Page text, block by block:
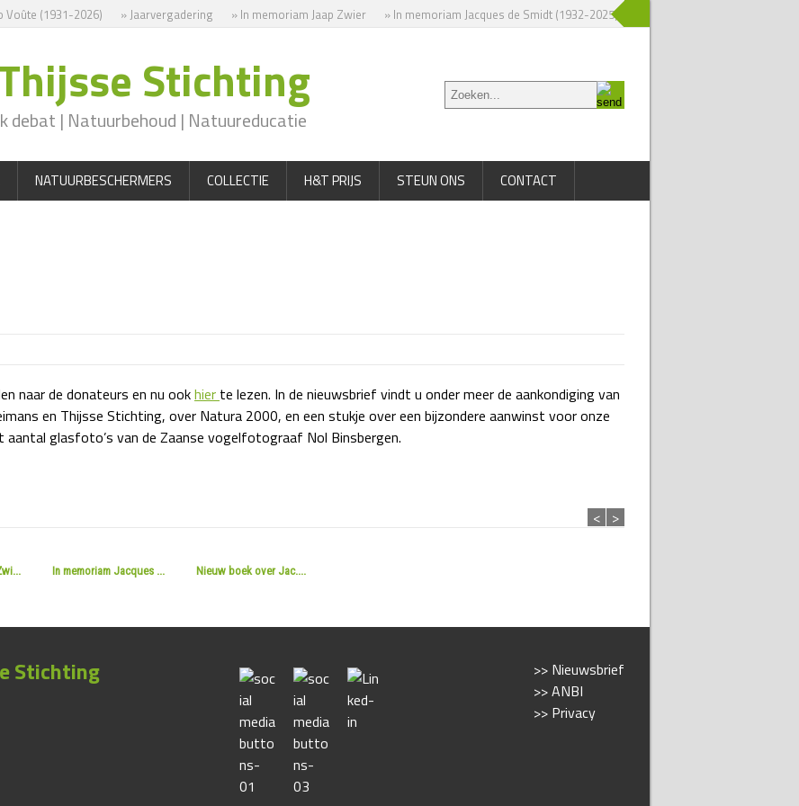
(1931-2026) » Jaarvergadering » In memoriam Jaap Zwier » In memoriam Jacques de Smidt (1932-2025)
Stichting
debat | Natuurbehoud | Natuureducatie
NATUURBESCHERMERS COLLECTIE H&T PRIJS STEUN ONS CONTACT
naar de donateurs en nu ookhier te lezen. In de nieuwsbrief vindt u onder meer de aankondiging van
en Thijsse Stichting, over Natura 2000, en een stukje over een bijzondere aanwinst voor onze
glasfoto’s van de Zaanse vogelfotograaf Nol Binsbergen.
In memoriam Jacques ... Nieuw boek over Jac....
< >
Stichting
>> Nieuwsbrief
>> ANBI
>> Privacy